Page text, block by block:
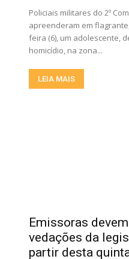
Policiais militares do 2º
apreenderam em
feira (6), um adolescente,
homicídio, na zona...
LEIA MAIS
Emissoras
vedações da
partir desta